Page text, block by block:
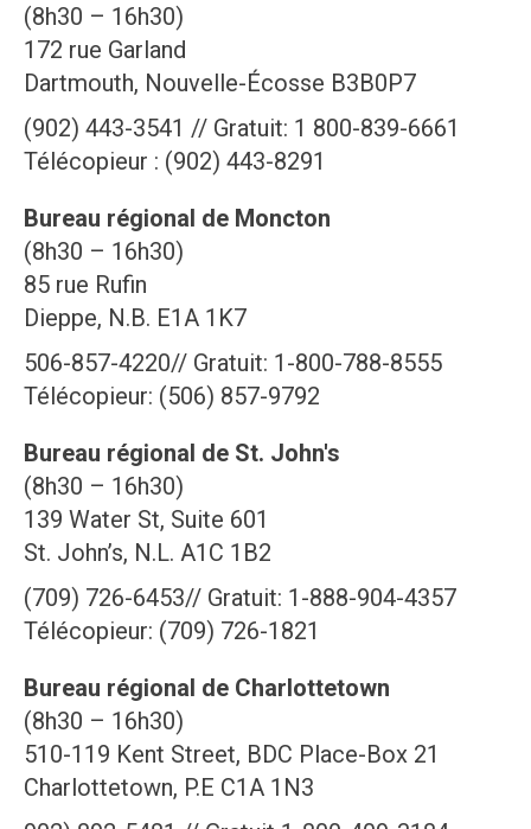
(8h30 – 16h30)
172 rue Garland
Dartmouth, Nouvelle-Écosse B3B0P7
(902) 443-3541 // Gratuit: 1 800-839-6661
Télécopieur : (902) 443-8291
Bureau régional de Moncton
(8h30 – 16h30)
85 rue Rufin
Dieppe, N.B. E1A 1K7
506-857-4220// Gratuit: 1-800-788-8555
Télécopieur: (506) 857-9792
Bureau régional de St. John's
(8h30 – 16h30)
139 Water St, Suite 601
St. John’s, N.L. A1C 1B2
(709) 726-6453// Gratuit: 1-888-904-4357
Télécopieur: (709) 726-1821
Bureau régional de Charlottetown
(8h30 – 16h30)
510-119 Kent Street, BDC Place-Box 21
Charlottetown, P.E C1A 1N3